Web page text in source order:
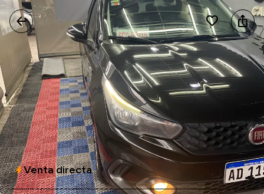
arrow_back favorite ios_share
boltVenta directa